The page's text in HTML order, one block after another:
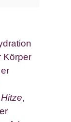
Körper
Hitze,